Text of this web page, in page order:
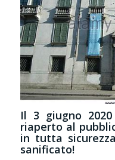
Il 3 giugno
riaperto al
in tutta
sanificato!